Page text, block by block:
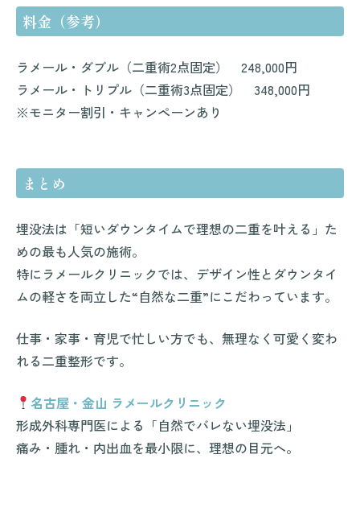
料金（参考）
ラメール・ダブル（二重術2点固定） 248,000円
ラメール・トリプル（二重術3点固定） 348,000円
※モニター割引・キャンペーンあり
まとめ
埋没法は「短いダウンタイムで理想の二重を叶える」た
めの最も人気の施術。
特にラメールクリニックでは、デザイン性とダウンタイ
ムの軽さを両立した“自然な二重”にこだわっています。
仕事・家事・育児で忙しい方でも、無理なく可愛く変わ
れる二重整形です。
名古屋・金山 ラメールクリニック
形成外科専門医による「自然でバレない埋没法」
痛み・腫れ・内出血を最小限に、理想の目元へ。